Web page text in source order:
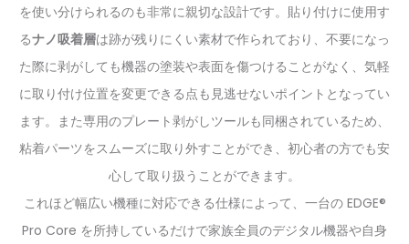
を使い分けられるのも非常に親切な設計です。貼り付けに使用す
るナノ吸着層は跡が残りにくい素材で作られており、不要になっ
た際に剥がしても機器の塗装や表面を傷つけることがなく、気軽
に取り付け位置を変更できる点も見逃せないポイントとなってい
ます。また専用のプレート剥がしツールも同梱されているため、
粘着パーツをスムーズに取り外すことができ、初心者の方でも安
心して取り扱うことができます。
これほど幅広い機種に対応できる仕様によって、一台の EDGE®
Pro Core を所持しているだけで家族全員のデジタル機器や自身